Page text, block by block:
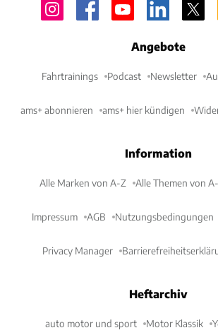
Angebote
Fahrtrainings Podcast Newsletter
ams+ abonnieren ams+ hier kündigen
Information
Alle Marken von A-Z Alle Themen von
Impressum AGB Nutzungsbedingungen
Privacy Manager
Heftarchiv
auto motor und sport Motor Klassik